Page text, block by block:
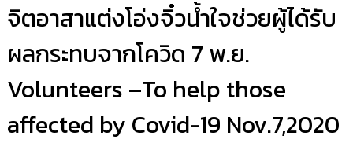
จิตอาสาแต่งโอ่งจิ๋วน้ำใจช่วยผู้ได้รับ
ผลกระทบจากโควิด 7 พ.ย.
Volunteers –To help those
affected by Covid-19 Nov.7,2020